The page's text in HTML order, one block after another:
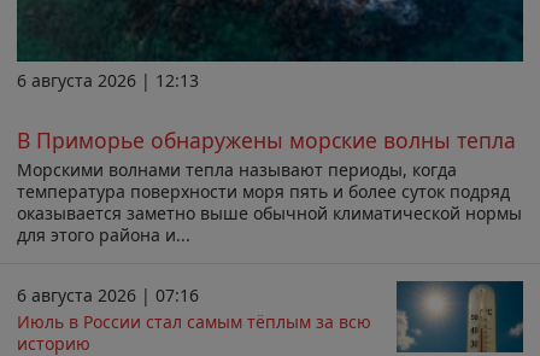
6 августа 2026 | 12:13
В Приморье обнаружены морские волны тепла
Морскими волнами тепла называют периоды, когда
температура поверхности моря пять и более суток подряд
оказывается заметно выше обычной климатической нормы
для этого района и...
6 августа 2026 | 07:16
Июль в России стал самым тёплым за всю
историю